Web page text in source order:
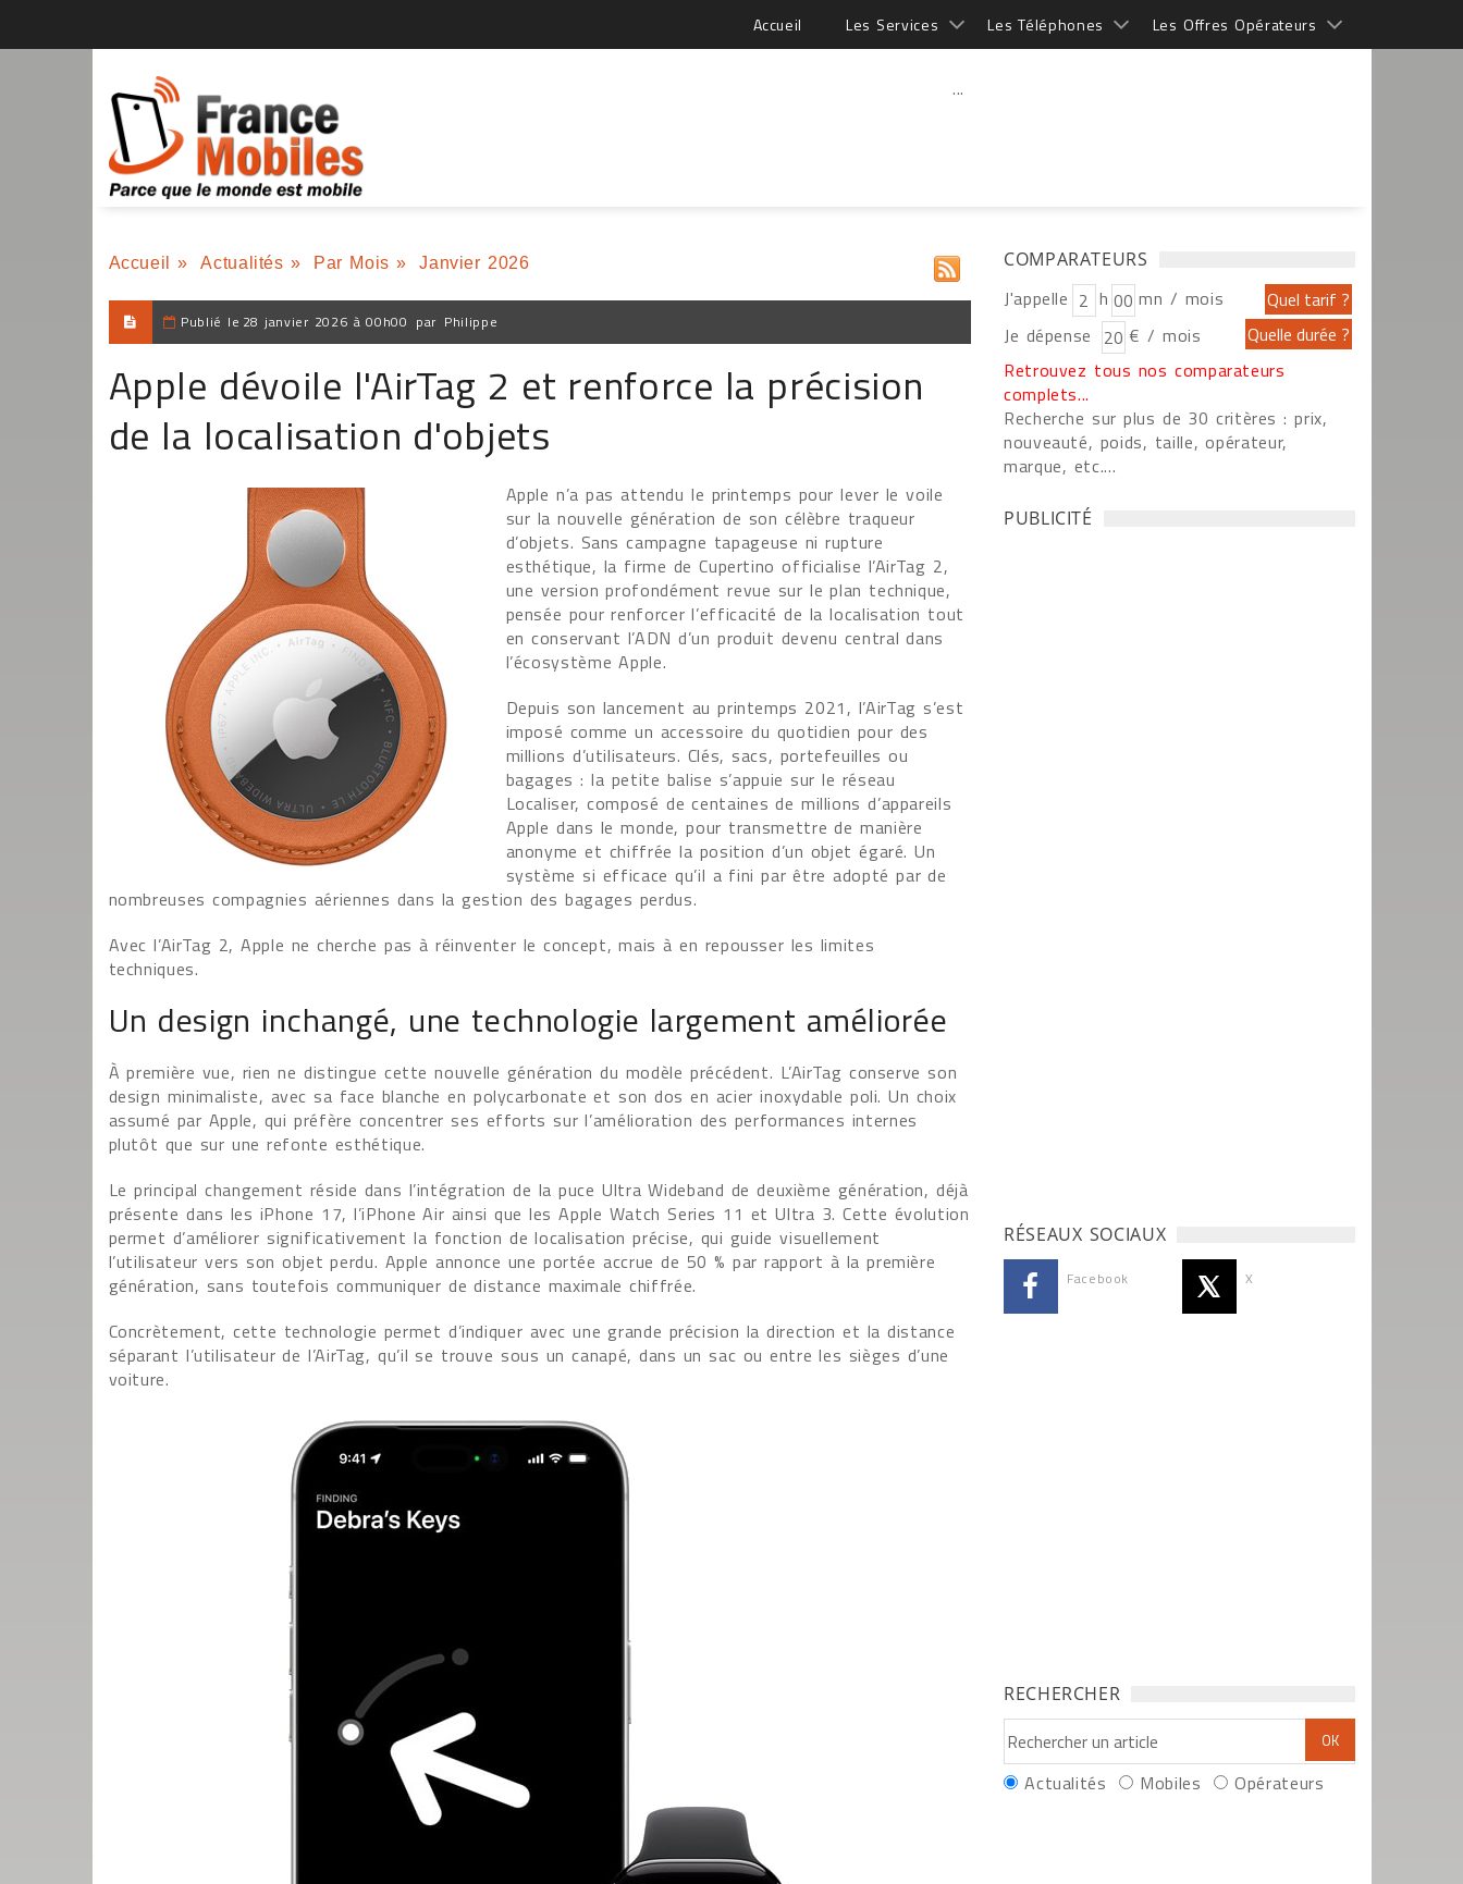
Accueil Les Services Les Téléphones Les Offres Opérateurs
...
Accueil » Actualités » Par Mois » Janvier 2026
Publié le 28 janvier 2026 à 00h00 par Philippe
Apple dévoile l'AirTag 2 et renforce la précision
de la localisation d'objets
Apple n’a pas attendu le printemps pour lever le voile
sur la nouvelle génération de son célèbre traqueur
d’objets. Sans campagne tapageuse ni rupture
esthétique, la firme de Cupertino officialise l’AirTag 2,
une version profondément revue sur le plan technique,
pensée pour renforcer l’efficacité de la localisation tout
en conservant l’ADN d’un produit devenu central dans
l’écosystème Apple.
Depuis son lancement au printemps 2021, l’AirTag s’est
imposé comme un accessoire du quotidien pour des
millions d’utilisateurs. Clés, sacs, portefeuilles ou
bagages : la petite balise s’appuie sur le réseau
Localiser, composé de centaines de millions d’appareils
Apple dans le monde, pour transmettre de manière
anonyme et chiffrée la position d’un objet égaré. Un
système si efficace qu’il a fini par être adopté par de
nombreuses compagnies aériennes dans la gestion des bagages perdus.
Avec l’AirTag 2, Apple ne cherche pas à réinventer le concept, mais à en repousser les limites
techniques.
Un design inchangé, une technologie largement améliorée
À première vue, rien ne distingue cette nouvelle génération du modèle précédent. L’AirTag conserve son
design minimaliste, avec sa face blanche en polycarbonate et son dos en acier inoxydable poli. Un choix
assumé par Apple, qui préfère concentrer ses efforts sur l’amélioration des performances internes
plutôt que sur une refonte esthétique.
Le principal changement réside dans l’intégration de la puce Ultra Wideband de deuxième génération, déjà
présente dans les iPhone 17, l’iPhone Air ainsi que les Apple Watch Series 11 et Ultra 3. Cette évolution
permet d’améliorer significativement la fonction de localisation précise, qui guide visuellement
l’utilisateur vers son objet perdu. Apple annonce une portée accrue de 50 % par rapport à la première
génération, sans toutefois communiquer de distance maximale chiffrée.
Concrètement, cette technologie permet d’indiquer avec une grande précision la direction et la distance
séparant l’utilisateur de l’AirTag, qu’il se trouve sous un canapé, dans un sac ou entre les sièges d’une
voiture.
COMPARATEURS
J'appelle h
mn / mois
Je dépense
€ / mois
Retrouvez tous nos comparateurs
complets...
Recherche sur plus de 30 critères : prix,
nouveauté, poids, taille, opérateur,
marque, etc....
PUBLICITÉ
RÉSEAUX SOCIAUX
Facebook X
RECHERCHER
Actualités Mobiles Opérateurs